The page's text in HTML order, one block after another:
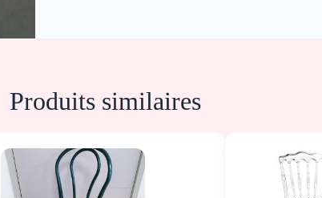
Produits similaires